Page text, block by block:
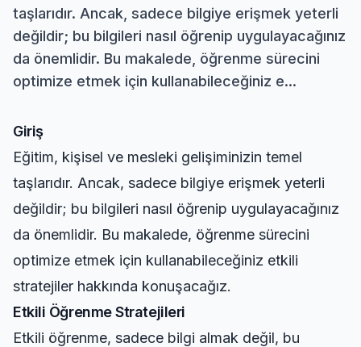
taşlarıdır. Ancak, sadece bilgiye erişmek yeterli
değildir; bu bilgileri nasıl öğrenip uygulayacağınız
da önemlidir. Bu makalede, öğrenme sürecini
optimize etmek için kullanabileceğiniz e...
Giriş
Eğitim, kişisel ve mesleki gelişiminizin temel
taşlarıdır. Ancak, sadece bilgiye erişmek yeterli
değildir; bu bilgileri nasıl öğrenip uygulayacağınız
da önemlidir. Bu makalede, öğrenme sürecini
optimize etmek için kullanabileceğiniz etkili
stratejiler hakkında konuşacağız.
Etkili Öğrenme Stratejileri
Etkili öğrenme, sadece bilgi almak değil, bu